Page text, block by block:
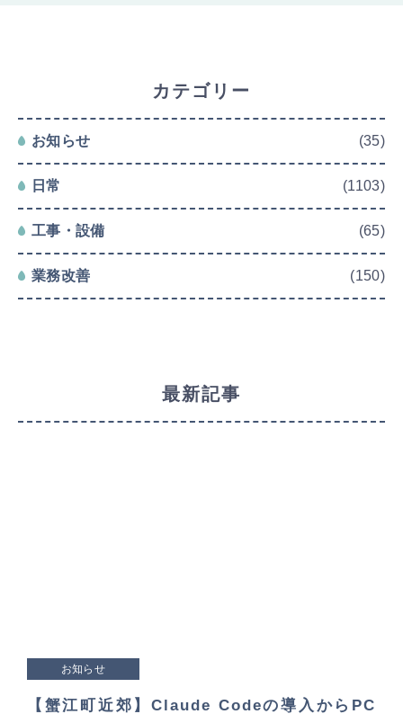
カテゴリー
お知らせ (35)
日常 (1103)
工事・設備 (65)
業務改善 (150)
最新記事
お知らせ
【蟹江町近郊】Claude Codeの導入からPC